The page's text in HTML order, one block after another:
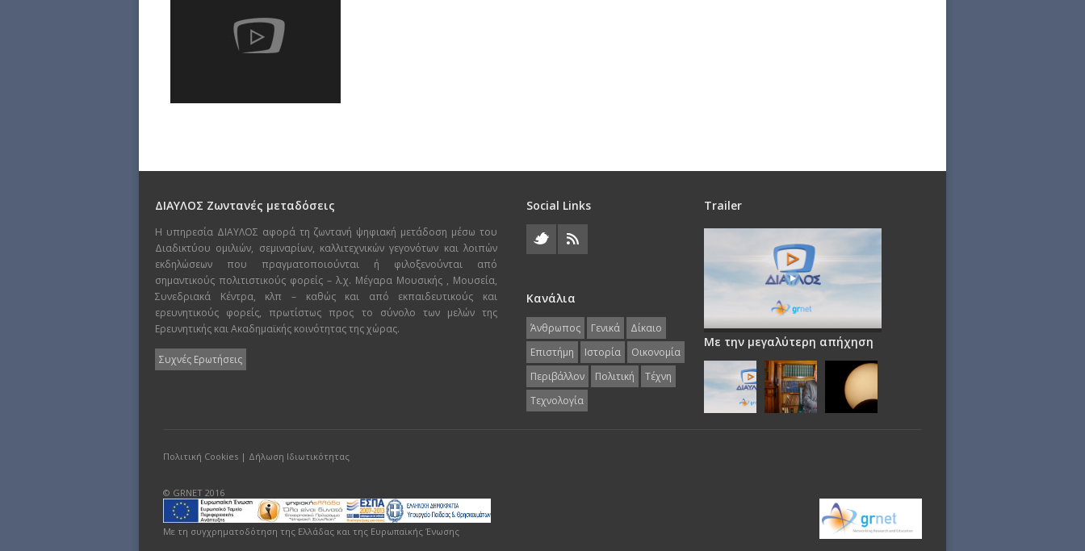
ΔΙΑΥΛΟΣ Ζωντανές μεταδόσεις
Η υπηρεσία ΔΙΑΥΛΟΣ αφορά τη ζωντανή ψηφιακή μετάδοση μέσω του
Διαδικτύου ομιλιών, σεμιναρίων, καλλιτεχνικών γεγονότων και λοιπών
εκδηλώσεων που πραγματοποιούνται ή φιλοξενούνται από
σημαντικούς πολιτιστικούς φορείς – λ.χ. Μέγαρα Μουσικής , Μουσεία,
Συνεδριακά Κέντρα, κλπ – καθώς και από εκπαιδευτικούς και
ερευνητικούς φορείς, πρωτίστως προς το σύνολο των μελών της
Ερευνητικής και Ακαδημαϊκής κοινότητας της χώρας.
Συχνές Ερωτήσεις
Social Links
Κανάλια
Άνθρωπος Γενικά
Δίκαιο
Επιστήμη
Ιστορία
Οικονομία
Περιβάλλον
Πολιτική
Τέχνη
Τεχνολογία
Trailer
Με την μεγαλύτερη απήχηση
Πολιτική Cookies | Δήλωση Ιδιωτικότητας
© GRNET 2016
Με τη συγχρηματοδότηση της Ελλάδας και της Ευρωπαϊκής Ένωσης